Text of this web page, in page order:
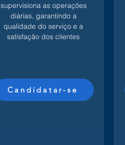
supervisiona as operações
diárias, garantindo a
qualidade do serviço e a
satisfação dos clientes
Candidatar-se